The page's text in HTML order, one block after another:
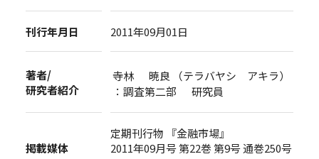
刊行年月日 2011年09月01日
著者/
研究者紹介
寺林 暁良 （テラバヤシ アキラ）
：調査第二部 研究員
掲載媒体
定期刊行物 『金融市場』
2011年09月号 第22巻 第9号 通巻250号